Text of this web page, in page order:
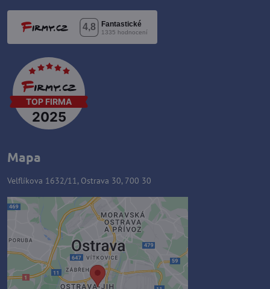
Mapa
Velflíkova 1632/11, Ostrava 30, 700 30
Externý obsah je blokovaný
Voľbami súkromia
Prajete si načítať externý obsah?